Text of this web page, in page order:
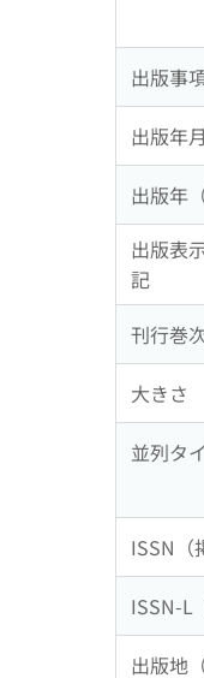
出版事
出版年
出版年
出版表
記
刊行巻
大きさ
並列タ
ISSN（
ISSN-L
出版地